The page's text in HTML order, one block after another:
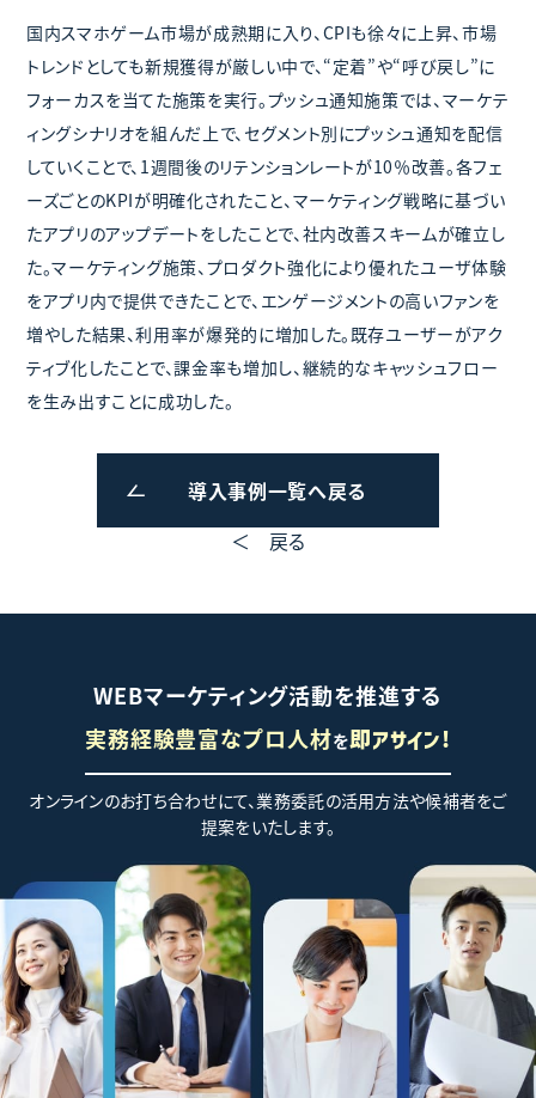
国内スマホゲーム市場が成熟期に入り、CPIも徐々に上昇、市場
トレンドとしても新規獲得が厳しい中で、“定着”や“呼び戻し”に
フォーカスを当てた施策を実行。プッシュ通知施策では、マーケテ
ィングシナリオを組んだ上で、セグメント別にプッシュ通知を配信
していくことで、1週間後のリテンションレートが10％改善。各フェ
ーズごとのKPIが明確化されたこと、マーケティング戦略に基づい
たアプリのアップデートをしたことで、社内改善スキームが確立し
た。マーケティング施策、プロダクト強化により優れたユーザ体験
をアプリ内で提供できたことで、エンゲージメントの高いファンを
増やした結果、利用率が爆発的に増加した。既存ユーザーがアク
ティブ化したことで、課金率も増加し、継続的なキャッシュフロー
を生み出すことに成功した。
導入事例一覧へ戻る
＜ 戻る
WEBマーケティング活動を推進する
実務経験豊富なプロ人材を即アサイン!
オンラインのお打ち合わせにて、業務委託の活用方法や候補者をご
提案をいたします。